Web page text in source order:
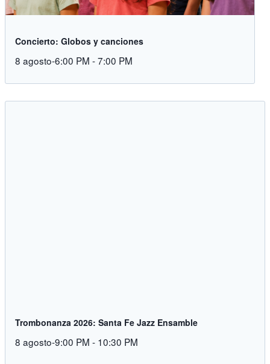
Concierto: Globos y canciones
8 agosto-6:00 PM -7:00 PM
Trombonanza 2026: Santa Fe Jazz Ensamble
8 agosto-9:00 PM - 10:30 PM